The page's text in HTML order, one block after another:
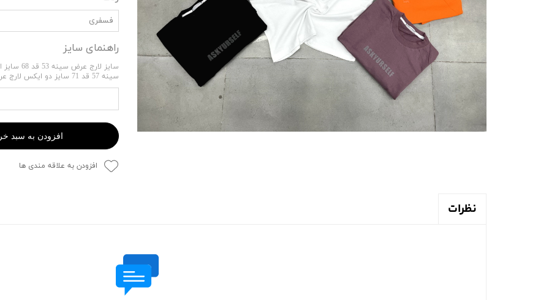
فسفری
راهنمای سایز
سایز لارج
سینه 57 قد 71 سایز دو ایکس لارج عرض سینه 60 قد 71
افزودن به سبد
افزودن به علاقه مندی ها
نظرات